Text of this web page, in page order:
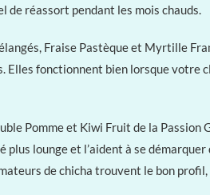
de réassort pendant les mois chauds.
Fraise Pastèque et Myrtille
Elles fonctionnent bien lorsque
Pomme et Kiwi Fruit de la Passion
lounge et l’aident à se
de chicha trouvent le bon